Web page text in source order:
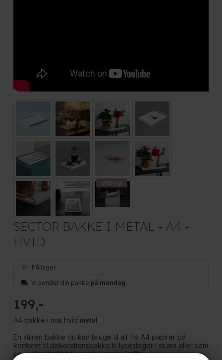
SECTOR BAKKE I METAL - A4 -
HVID
På lager
Vi sender din pakke på mandag
199
A4 bakke i mat hvid metal.
En stilren bakke du kan bruge til alt fra A4 papirer på
kontoret til dekorationsbakke til lysestager i stuen eller som
serveringsbakke til et par kopper kaffe.